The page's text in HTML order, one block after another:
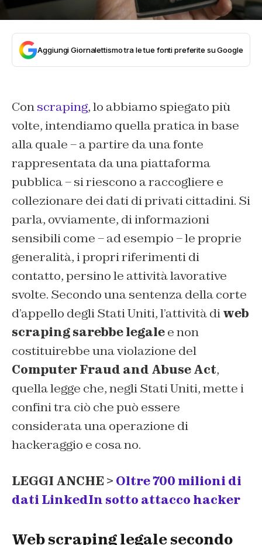
Aggiungi Giornalettismo tra le tue fonti preferite su Google
Conscraping, lo abbiamo spiegato più
volte, intendiamo quella pratica in base
alla quale – a partire da una fonte
rappresentata da una piattaforma
pubblica – si riescono a raccogliere e
collezionare dei dati di privati cittadini. Si
parla, ovviamente, di informazioni
sensibili come – ad esempio – le proprie
generalità, i propri riferimenti di
contatto, persino le attività lavorative
svolte. Secondo una sentenza della corte
d’appello degli Stati Uniti, l’attività diweb
scraping sarebbe legalee non
costituirebbe una violazione del
Computer Fraud and Abuse Act,
quella legge che, negli Stati Uniti, mette i
confini tra ciò che può essere
considerata una operazione di
hackeraggio e cosa no.
LEGGI ANCHE > Oltre 700 milioni di
dati LinkedIn sotto attacco hacker
Web scraping legale secondo